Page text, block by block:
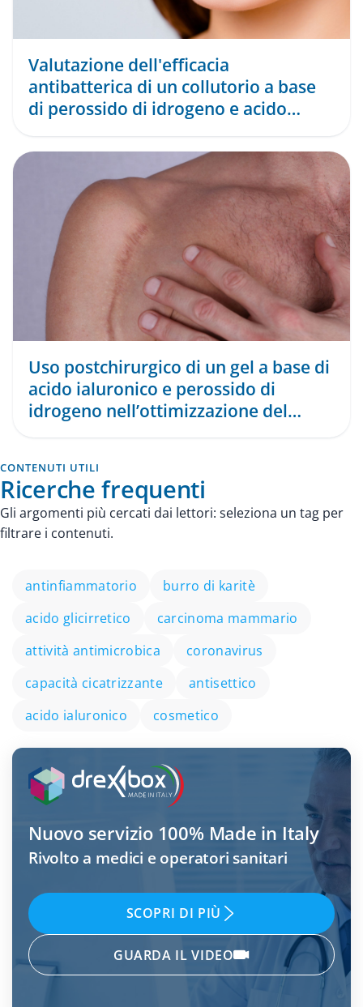
Valutazione dell'efficacia
antibatterica di un collutorio a base
di perossido di idrogeno e acido
Uso postchirurgico di un gel a base di
acido ialuronico e perossido di
idrogeno nell’ottimizzazione del
CONTENUTI UTILI
Ricerche frequenti
Gli argomenti più cercati dai lettori: seleziona un tag per
filtrare i contenuti.
antinfiammatorio
burro di karitè
acido glicirretico
carcinoma mammario
attività antimicrobica
coronavirus
capacità cicatrizzante
antisettico
acido ialuronico
cosmetico
Nuovo servizio 100% Made in Italy
Rivolto a medici e operatori sanitari
SCOPRI DI PIÙ
GUARDA IL VIDEO